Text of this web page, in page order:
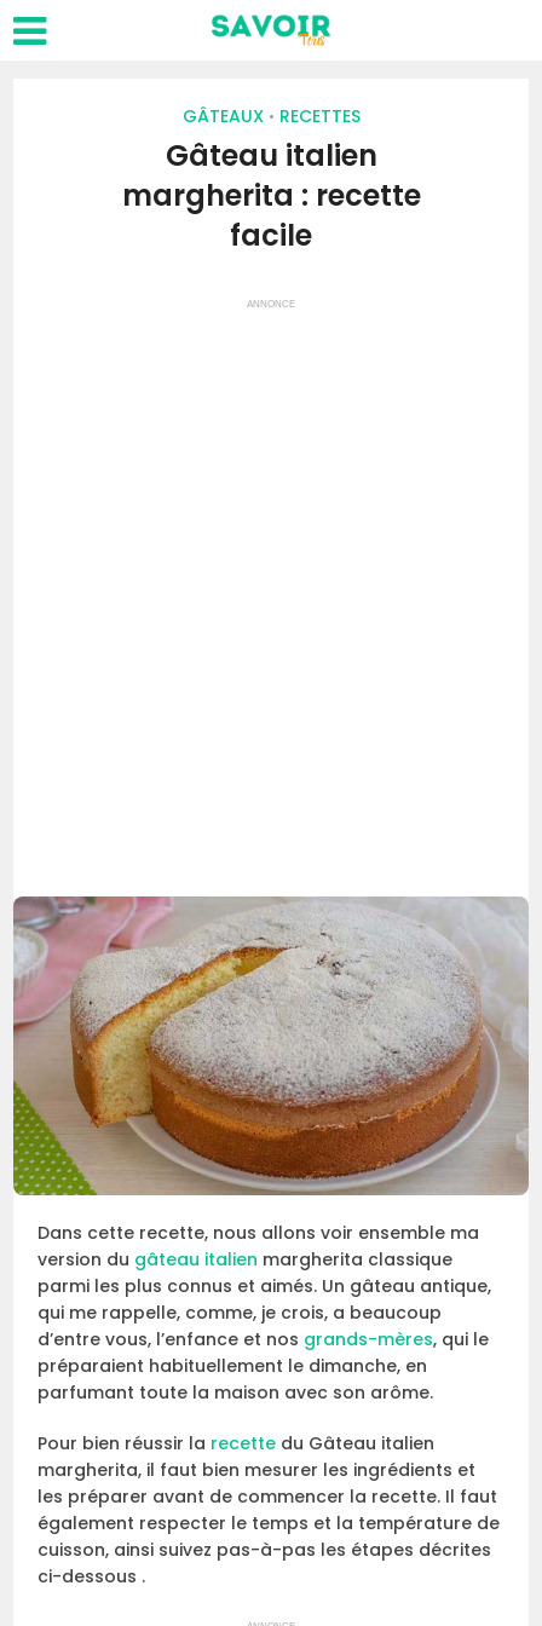
GÂTEAUX • RECETTES
Gâteau italien
margherita : recette
facile
ANNONCE
Dans cette recette, nous allons voir ensemble ma
version du gâteau italien margherita classique
parmi les plus connus et aimés. Un gâteau antique,
qui me rappelle, comme, je crois, a beaucoup
d’entre vous, l’enfance et nos grands-mères, qui le
préparaient habituellement le dimanche, en
parfumant toute la maison avec son arôme.
Pour bien réussir la recette du Gâteau italien
margherita, il faut bien mesurer les ingrédients et
les préparer avant de commencer la recette. Il faut
également respecter le temps et la température de
cuisson, ainsi suivez pas-à-pas les étapes décrites
ci-dessous .